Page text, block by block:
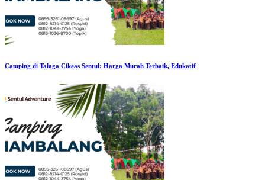
Camping di Talaga Cikeas Sentul: Harga Murah Terbaik, Edukatif